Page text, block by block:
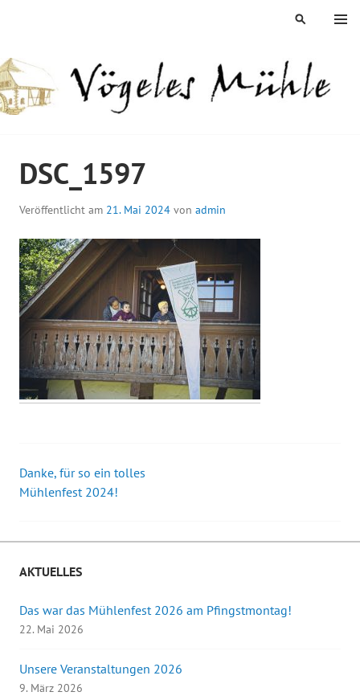
MENÜ
SUCHEN
DSC_1597
Veröffentlicht am 21. Mai 2024 von admin
Beitrags-
Danke, für so ein tolles
Mühlenfest 2024!
AKTUELLES
Das war das Mühlenfest 2026 am Pfingstmontag!
22. Mai 2026
Unsere Veranstaltungen 2026
9. März 2026